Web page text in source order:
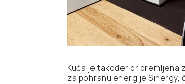
Kuća je također
za pohranu energije